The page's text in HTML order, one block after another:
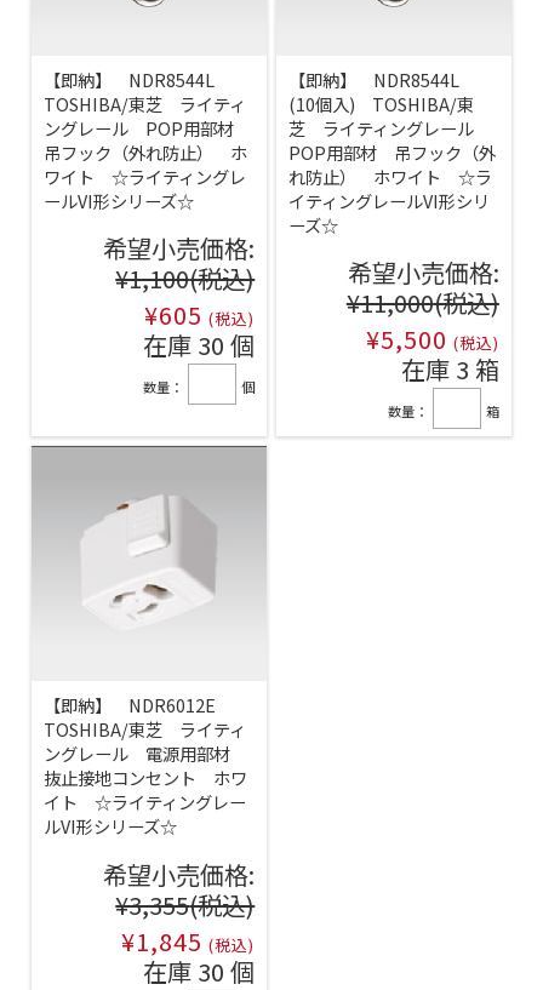
【即納】 NDR8544L
TOSHIBA/東芝 ライティ
ングレール POP用部材
吊フック（外れ防止） ホ
ワイト ☆ライティングレ
ールVI形シリーズ☆
希望小売価格:
¥1,100(税込)
¥605 (税込)
在庫 30 個
数量： 個
【即納】 NDR8544L
(10個入) TOSHIBA/東
芝 ライティングレール
POP用部材 吊フック（外
れ防止） ホワイト ☆ラ
イティングレールVI形シリ
ーズ☆
希望小売価格:
¥11,000(税込)
¥5,500 (税込)
在庫 3 箱
数量： 箱
【即納】 NDR6012E
TOSHIBA/東芝 ライティ
ングレール 電源用部材
抜止接地コンセント ホワ
イト ☆ライティングレー
ルVI形シリーズ☆
希望小売価格:
¥3,355(税込)
¥1,845 (税込)
在庫 30 個